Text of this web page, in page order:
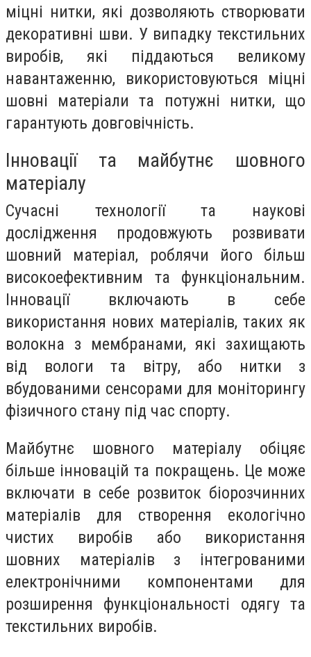
міцні нитки, які дозволяють створювати
декоративні шви. У випадку текстильних
виробів, які піддаються великому
навантаженню, використовуються міцні
шовні матеріали та потужні нитки, що
гарантують довговічність.
Інновації та майбутнє шовного
матеріалу
Сучасні технології та наукові
дослідження продовжують розвивати
шовний матеріал, роблячи його більш
високоефективним та функціональним.
Інновації включають в себе
використання нових матеріалів, таких як
волокна з мембранами, які захищають
від вологи та вітру, або нитки з
вбудованими сенсорами для моніторингу
фізичного стану під час спорту.
Майбутнє шовного матеріалу обіцяє
більше інновацій та покращень. Це може
включати в себе розвиток біорозчинних
матеріалів для створення екологічно
чистих виробів або використання
шовних матеріалів з інтегрованими
електронічними компонентами для
розширення функціональності одягу та
текстильних виробів.